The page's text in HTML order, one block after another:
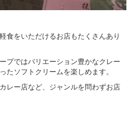
食をいただけるお店もたくさんあり
プではバリエーション豊かなクレー
たソフトクリームを楽しめます。
レー店など、ジャンルを問わずお店